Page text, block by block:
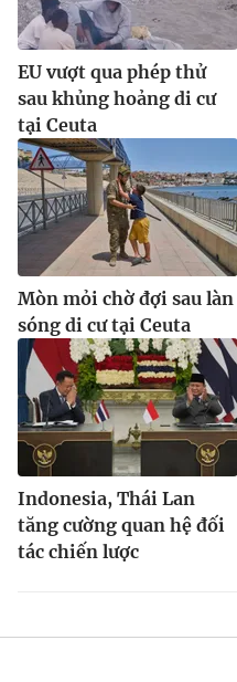
EU vượt qua phép thử
sau khủng hoảng di cư
tại Ceuta
Mòn mỏi chờ đợi sau làn
sóng di cư tại Ceuta
Indonesia, Thái Lan
tăng cường quan hệ đối
tác chiến lược